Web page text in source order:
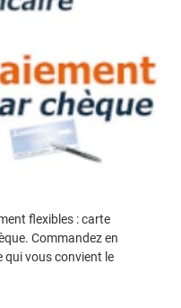
flexibles : carte
Commandez en
vous convient le